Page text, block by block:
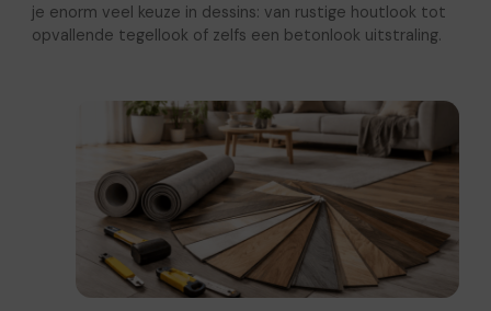
je enorm veel keuze in dessins: van rustige houtlook tot
opvallende tegellook of zelfs een betonlook uitstraling.